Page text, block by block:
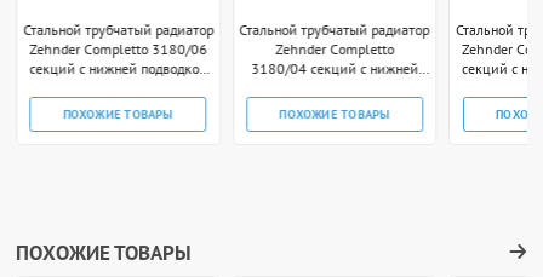
Стальной трубчатый радиатор
Zehnder Completto 3180/06
секций с нижней подводкой
ПОХОЖИЕ ТОВАРЫ
Стальной трубчатый радиатор
Zehnder Completto
3180/04 секций с нижней
technoline
ПОХОЖИЕ ТОВАРЫ
Стальной
Zehnder
секций с
ПОХОЖИЕ ТОВАРЫ